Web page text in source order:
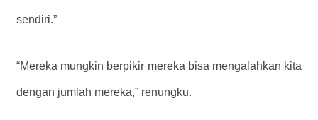
sendiri.”
“Mereka mungkin berpikir mereka bisa mengalahkan kita
dengan jumlah mereka,” renungku.